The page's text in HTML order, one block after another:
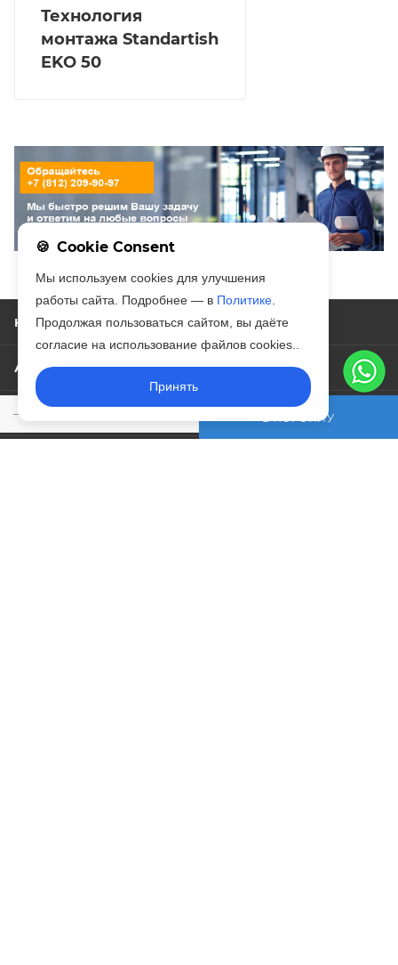
В КОРЗИНУ
Технология
монтажа Standartish
EKO 50
КАТАЛОГ
АКЦИИ
УСЛУГИ
Cookie Consent
Мы используем cookies для улучшения
работы сайта. Подробнее — в Политике
Продолжая пользоваться сайтом, вы даёте
согласие на использование файлов cookies..
Принять